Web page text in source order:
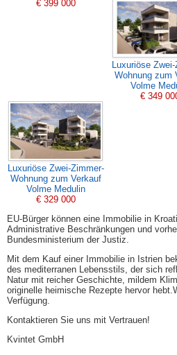
€ 399 000
Luxuriöse
Wohnung zum
Volme
€ 349
Luxuriöse Zwei-Zimmer-
Wohnung zum Verkauf
Volme Medulin
€ 329 000
EU-Bürger können eine Immobilie in
Administrative Beschränkungen und
Bundesministerium der Justiz.
Mit dem Kauf einer Immobilie in Istrien
des mediterranen Lebensstils, der sich
Natur mit reicher Geschichte, mildem
originelle heimische Rezepte hervor
Verfügung.
Kontaktieren Sie uns mit Vertrauen!
Kvintet GmbH